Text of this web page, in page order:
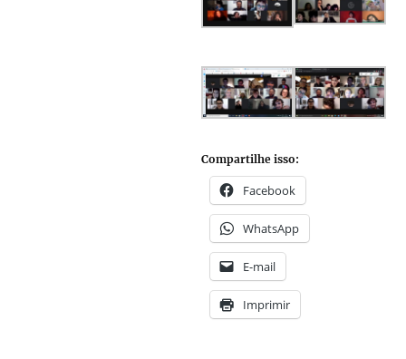
Compartilhe isso:
Facebook
WhatsApp
E-mail
Imprimir